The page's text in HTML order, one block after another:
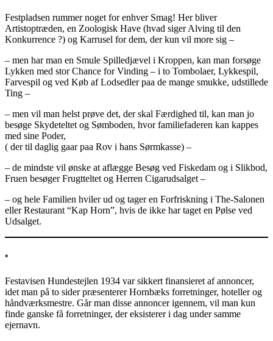
Festpladsen rummer noget for enhver Smag! Her bliver
Artistoptræden, en Zoologisk Have (hvad siger Alving til den
Konkurrence ?) og Karrusel for dem, der kun vil more sig –
– men har man en Smule Spilledjævel i Kroppen, kan man forsøge
Lykken med stor Chance for Vinding – i to Tombolaer, Lykkespil,
Farvespil og ved Køb af Lodsedler paa de mange smukke, udstillede
Ting –
– men vil man helst prøve det, der skal Færdighed til, kan man jo
besøge Skydeteltet og Sømboden, hvor familiefaderen kan kappes
med sine Poder,
( der til daglig gaar paa Rov i hans Sørmkasse) –
– de mindste vil ønske at aflægge Besøg ved Fiskedam og i Slikbod,
Fruen besøger Frugtteltet og Herren Cigarudsalget –
– og hele Familien hviler ud og tager en Forfriskning i The-Salonen
eller Restaurant “Kap Horn”, hvis de ikke har taget en Pølse ved
Udsalget.
*
Festavisen Hundestejlen 1934 var sikkert finansieret af annoncer,
idet man på to sider præsenterer Hornbæks forretninger, hoteller og
håndværksmestre. Går man disse annoncer igennem, vil man kun
finde ganske få forretninger, der eksisterer i dag under samme
ejernavn.